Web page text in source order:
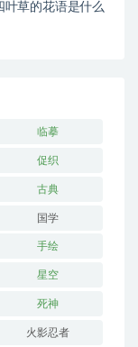
叶草的花语是什么
临摹
促织
古典
国学
手绘
星空
死神
火影忍者